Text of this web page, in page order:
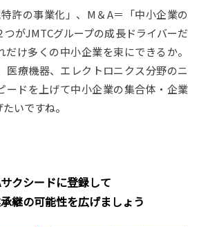
許の事業化」、M＆A＝「中小企業の
がJMTCグループの成長ドライバーだ
だけ多くの中小企業を束にできるか。
医療機器、エレクトロニクス分野のニ
ードを上げて中小企業の集合体・企業
いですね。
クシードに登録して
継の可能性を広げましょう